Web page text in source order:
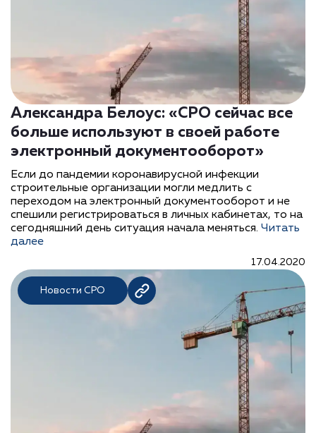
Александра Белоус: «СРО сейчас все
больше используют в своей работе
электронный документооборот»
Если до пандемии коронавирусной инфекции
строительные организации могли медлить с
переходом на электронный документооборот и не
спешили регистрироваться в личных кабинетах, то на
сегодняшний день ситуация начала меняться. Читать
далее
17.04.2020
Новости СРО